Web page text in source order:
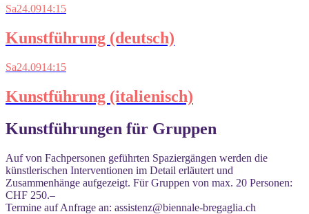
Sa24.0914:15
Kunstführung (deutsch)
Sa24.0914:15
Kunstführung (italienisch)
Kunstführungen für Gruppen
Auf von Fachpersonen geführten Spaziergängen werden die
künstle­rischen Interventionen im Detail erläutert und
Zusammenhänge aufgezeigt. Für Gruppen von max. 20 Personen:
CHF 250.–
Termine auf Anfrage an: assistenz@biennale-bregaglia.ch